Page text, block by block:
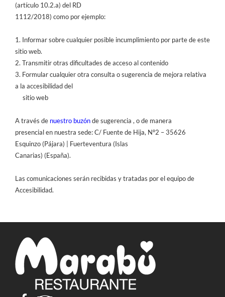
(artículo 10.2.a) del RD
1112/2018) como por ejemplo:
1. Informar sobre cualquier posible incumplimiento por parte de este
sitio web.
2. Transmitir otras dificultades de acceso al contenido
3. Formular cualquier otra consulta o sugerencia de mejora relativa
a la accesibilidad del
sitio web
A través de nuestro buzónde sugerencia , o de manera
presencial en nuestra sede:C/ Fuente de Hija, Nº2 –35626
Esquinzo (Pájara) | Fuerteventura (Islas
Canarias) (España).
Las comunicaciones serán recibidas y tratadas por el equipo de
Accesibilidad.